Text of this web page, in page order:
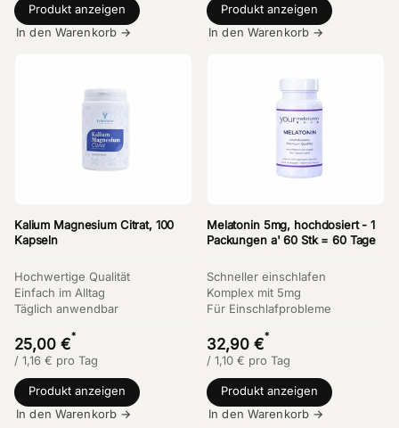
Produkt anzeigen
In den Warenkorb →
Produkt anzeigen
In den Warenkorb →
Kalium Magnesium Citrat, 100
Kapseln
Hochwertige Qualität
Einfach im Alltag
Täglich anwendbar
25,00 €*
/ 1,16 € pro Tag
Produkt anzeigen
In den Warenkorb →
Melatonin 5mg, hochdosiert - 1
Packungen a' 60 Stk = 60 Tage
Schneller einschlafen
Komplex mit 5mg
Für Einschlafprobleme
32,90 €*
/ 1,10 € pro Tag
Produkt anzeigen
In den Warenkorb →